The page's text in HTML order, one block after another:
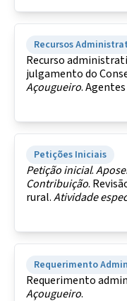
Recursos
Recurso
julgamento do
Açougueiro.
Petições Iniciais
Petiçãoinicial.
Contribuição.
rural.Atividade
Requerimento
Requerimento
Açougueiro.